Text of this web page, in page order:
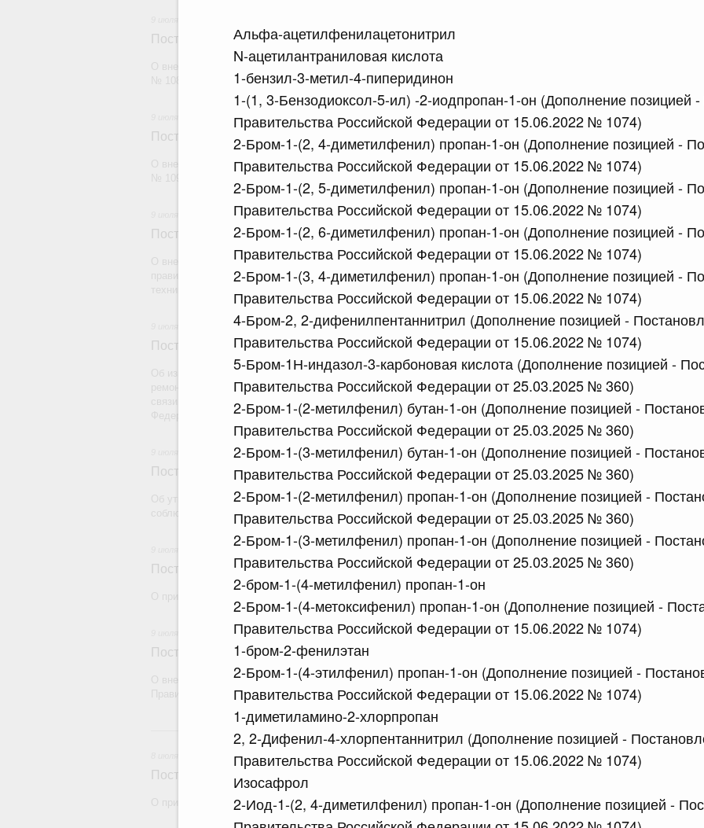
Альфа-ацетилфенилацетонитрил
N-ацетилантраниловая кислота
1-бензил-3-метил-4-пиперидинон
1-(1, 3-Бензодиоксол-5-ил) -2-иодпропан-1-он (Дополнение позицией
Правительства Российской Федерации от 15.06.2022 № 1074)
2-Бром-1-(2, 4-диметилфенил) пропан-1-он (Дополнение позицией -
Правительства Российской Федерации от 15.06.2022 № 1074)
2-Бром-1-(2, 5-диметилфенил) пропан-1-он (Дополнение позицией -
Правительства Российской Федерации от 15.06.2022 № 1074)
2-Бром-1-(2, 6-диметилфенил) пропан-1-он (Дополнение позицией -
Правительства Российской Федерации от 15.06.2022 № 1074)
2-Бром-1-(3, 4-диметилфенил) пропан-1-он (Дополнение позицией -
Правительства Российской Федерации от 15.06.2022 № 1074)
4-Бром-2, 2-дифенилпентаннитрил (Дополнение позицией -
Правительства Российской Федерации от 15.06.2022 № 1074)
5-Бром-1Н-индазол-3-карбоновая кислота (Дополнение позицией -
Правительства Российской Федерации от 25.03.2025 № 360)
2-Бром-1-(2-метилфенил) бутан-1-он (Дополнение позицией -
Правительства Российской Федерации от 25.03.2025 № 360)
2-Бром-1-(3-метилфенил) бутан-1-он (Дополнение позицией -
Правительства Российской Федерации от 25.03.2025 № 360)
2-Бром-1-(2-метилфенил) пропан-1-он (Дополнение позицией -
Правительства Российской Федерации от 25.03.2025 № 360)
2-Бром-1-(3-метилфенил) пропан-1-он (Дополнение позицией -
Правительства Российской Федерации от 25.03.2025 № 360)
2-бром-1-(4-метилфенил) пропан-1-он
2-Бром-1-(4-метоксифенил) пропан-1-он (Дополнение позицией -
Правительства Российской Федерации от 15.06.2022 № 1074)
1-бром-2-фенилэтан
2-Бром-1-(4-этилфенил) пропан-1-он (Дополнение позицией -
Правительства Российской Федерации от 15.06.2022 № 1074)
1-диметиламино-2-хлорпропан
2, 2-Дифенил-4-хлорпентаннитрил (Дополнение позицией -
Правительства Российской Федерации от 15.06.2022 № 1074)
Изосафрол
2-Иод-1-(2, 4-диметилфенил) пропан-1-он (Дополнение позицией -
Постановление Правительства Российской Федерации от 09.07.2026 г. № 863
О внесении изменений в постановление Правительства Российской Федерации от 30 июня 2021 г.
Постановление Правительства Российской Федерации от 09.07.2026 г. № 865
О внесении изменений в постановление Правительства Российской Федерации от 30 июня 2021 г.
Постановление Правительства Российской Федерации от 09.07.2026 г. № 860
О внесении на ратификацию Протокола о внесении изменений в Соглашение о единых принципах и
правилах обращения медицинских изделий (изделий медицинского назначения и медицинской
техники) в рамках Евразийского экономического союза от 23 декабря 2014 года
Постановление Правительства Российской Федерации от 09.07.2026 г. № 864
Об изменении существенных условий контрактов на выполнение работ (оказание услуг) по
ремонту и (или) содержанию автомобильных дорог общего пользования федерального значения в
связи с увеличением с 1 января 2026 г. в соответствии с законодательством Российской
Федерации налоговой ставки по налогу на добавленную стоимость
Постановление Правительства Российской Федерации от 09.07.2026 г. № 866
Об утверждении Правил осуществления федерального государственного контроля (надзора) за
соблюдением законодательства Российской Федерации в области частной охранной деятельности
Постановление Правительства Российской Федерации от 09.07.2026 г. № 862
О признании утратившими силу некоторых актов Правительства Российской Федерации
Постановление Правительства Российской Федерации от 09.07.2026 г. № 859
О внесении на ратификацию Соглашения между Правительством Российской Федерации и
Правительством Республики Абхазия о взаимном признании ученых степеней
8 июля, среда
Постановление Правительства Российской Федерации от 08.07.2026 г. № 858
О признании утратившими силу некоторых актов Правительства Российской Федерации